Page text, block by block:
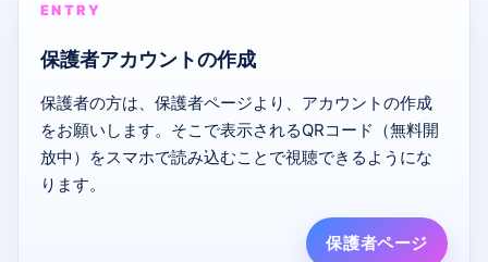
ENTRY
保護者アカウントの作成
保護者の方は、保護者ページより、アカウントの作成
をお願いします。そこで表示されるQRコード（無料開
放中）をスマホで読み込むことで視聴できるようにな
ります。
保護者ページ